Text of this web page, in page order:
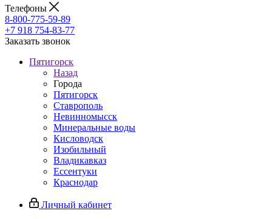
Телефоны
8-800-775-59-89
+7 918 754-83-77
Заказать звонок
Пятигорск
Назад
Города
Пятигорск
Ставрополь
Невинномысск
Минеральные воды
Кисловодск
Изобильный
Владикавказ
Ессентуки
Краснодар
Личный кабинет